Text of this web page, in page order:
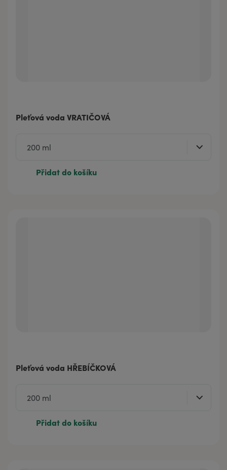
Pleťová voda VRATIČOVÁ
Přidat do košíku
Pleťová voda HŘEBÍČKOVÁ
Přidat do košíku